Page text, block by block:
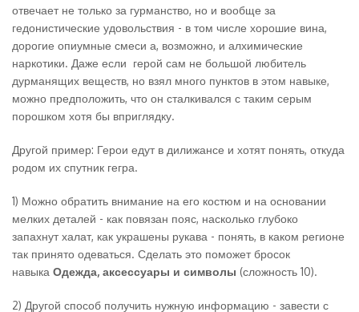
отвечает не только за гурманство, но и вообще за
гедонистические удовольствия - в том числе хорошие вина,
дорогие опиумные смеси а, возможно, и алхимические
наркотики. Даже если герой сам не большой любитель
дурманящих веществ, но взял много пунктов в этом навыке,
можно предположить, что он сталкивался с таким серым
порошком хотя бы вприглядку.
Другой пример: Герои едут в дилижансе и хотят понять, откуда
родом их спутник гегра.
1) Можно обратить внимание на его костюм и на основании
мелких деталей - как повязан пояс, насколько глубоко
запахнут халат, как украшены рукава - понять, в каком регионе
так принято одеваться. Сделать это поможет бросок
навыка Одежда, аксессуары и символы (сложность 10).
2) Другой способ получить нужную информацию - завести с